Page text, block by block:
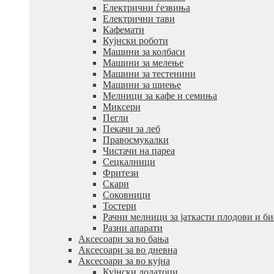
Електрични ѓезвиња
Електрични тави
Кафемати
Кујнски роботи
Машини за колбаси
Машини за мелење
Машини за тестенини
Машини за шиење
Мелници за кафе и семиња
Миксери
Пегли
Пекачи за леб
Правосмукалки
Чистачи на пареа
Сецкалници
Фритези
Скари
Соковници
Тостери
Рачни мелници за јаткасти плодови и
Разни апарати
Аксесоари за во бања
Аксесоари за во дневна
Аксесоари за во кујна
Кујнски додатоци